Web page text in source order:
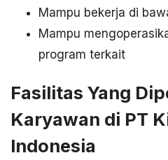
Mampu bekerja di
Mampu
program terkait
Fasilitas Yang
Karyawan di PT
Indonesia